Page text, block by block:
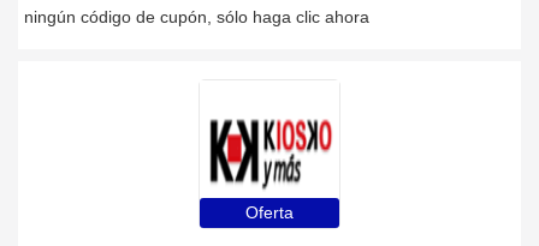
ningún código de cupón, sólo haga clic ahora
Oferta